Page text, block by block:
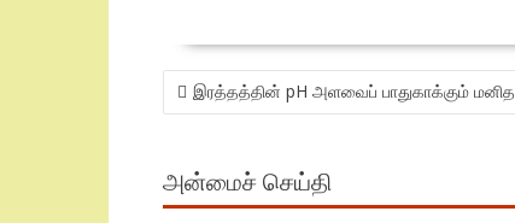
POST
NAVIGATION
இரத்தத்தின் pH அளவைப் பாதுகாக்கும்
அன்மைச் செய்தி